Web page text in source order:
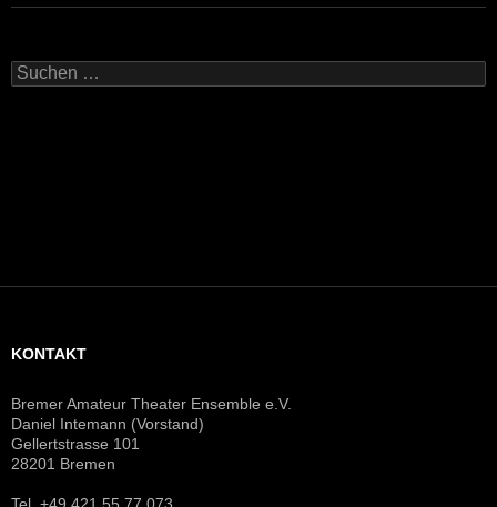
Suchen
nach:
KONTAKT
Bremer Amateur Theater Ensemble e.V.
Daniel Intemann (Vorstand)
Gellertstrasse 101
28201 Bremen